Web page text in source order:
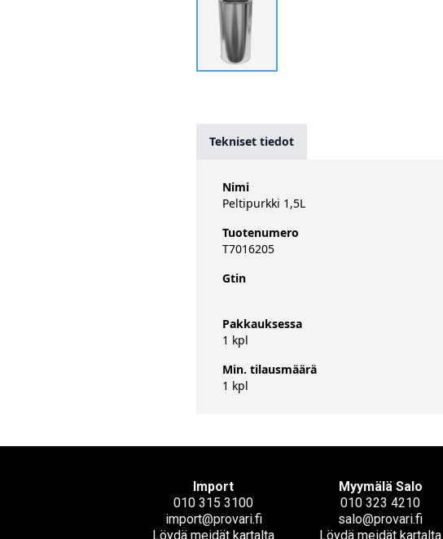
Tekniset tiedot
Nimi
Peltipurkki 1,5L
Tuotenumero
T7016205
Gtin
Pakkauksessa
1 kpl
Min. tilausmäärä
1 kpl
Import
010 315 3100
import@provari.fi
Löydä meidät kartalta
Myymälä Salo
010 323 4210
salo@provari.fi
Löydä meidät kartalta